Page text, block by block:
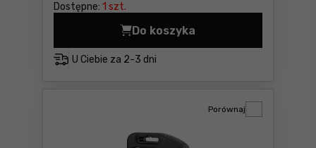
Dostępne: 1 szt.
U Ciebie za 2-3 dni
Do koszyka
Klucz typu żabka 7" Super-
Porównaj